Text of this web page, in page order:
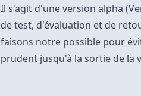
Il s'agit d'une version alpha
de test, d'évaluation et de
faisons notre possible pour
prudent jusqu'à la sortie de la